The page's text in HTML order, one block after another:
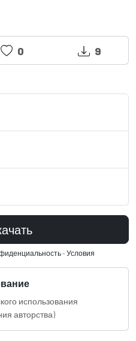
0 9
-Условия
использования
авторства)